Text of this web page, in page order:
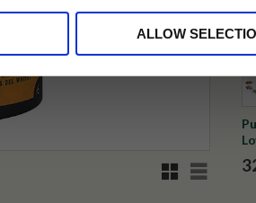
ALLOW
RutnätsvyListvy